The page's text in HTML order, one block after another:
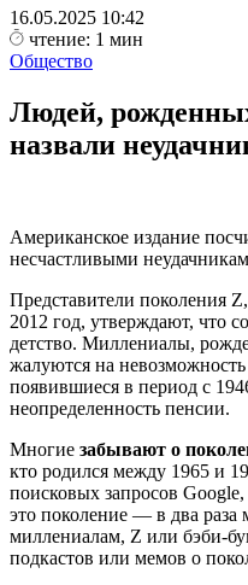
16.05.2025 10:42
чтение: 1 мин
Общество
Людей,
назвали
Американское издание
несчастливыми
Представители поколения
2012 год, утверждают, что
детство. Миллениалы,
жалуются на
появившиеся в период с
неопределенность пенсии.
Многие забывают о
кто родился между 1965 и
поисковых запросов
это поколение — в два раза
миллениалам, Z или бэби-
подкастов или мемов о